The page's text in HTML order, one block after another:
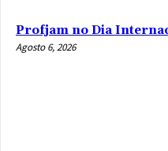
Profjam no Dia
Agosto 6, 2026